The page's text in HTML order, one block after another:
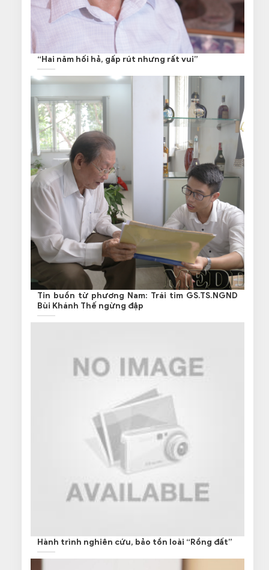
“Hai năm hối hả, gấp rút nhưng rất vui”
Tin buồn từ phương Nam: Trái tim GS.TS.NGND
Bùi Khánh Thế ngừng đập
Hành trình nghiên cứu, bảo tồn loài “Rồng đất”